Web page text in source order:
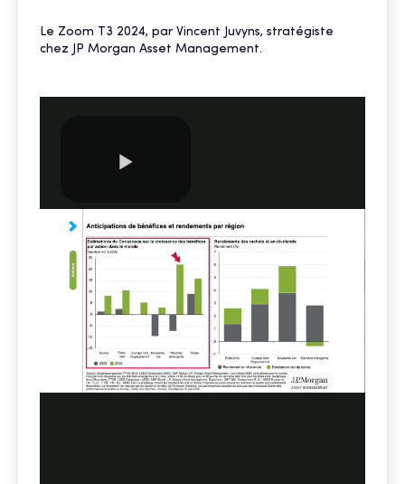
Le Zoom T3 2024, par Vincent Juvyns, stratégiste
chez JP Morgan Asset Management.